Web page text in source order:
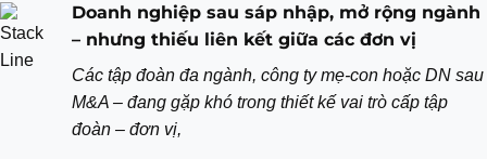
Doanh nghiệp sau sáp nhập, mở rộng ngành
– nhưng thiếu liên kết giữa các đơn vị
Các tập đoàn đa ngành, công ty mẹ-con hoặc DN sau
M&A – đang gặp khó trong thiết kế vai trò cấp tập
đoàn – đơn vị,